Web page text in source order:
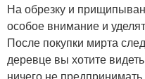
На обрезку и
особое внимание и
После покупки мирта
деревце вы хотите